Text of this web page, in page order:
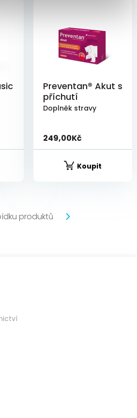
Preventan® Akut s
příchutí
Doplněk stravy
249,00Kč
Koupit
produktů